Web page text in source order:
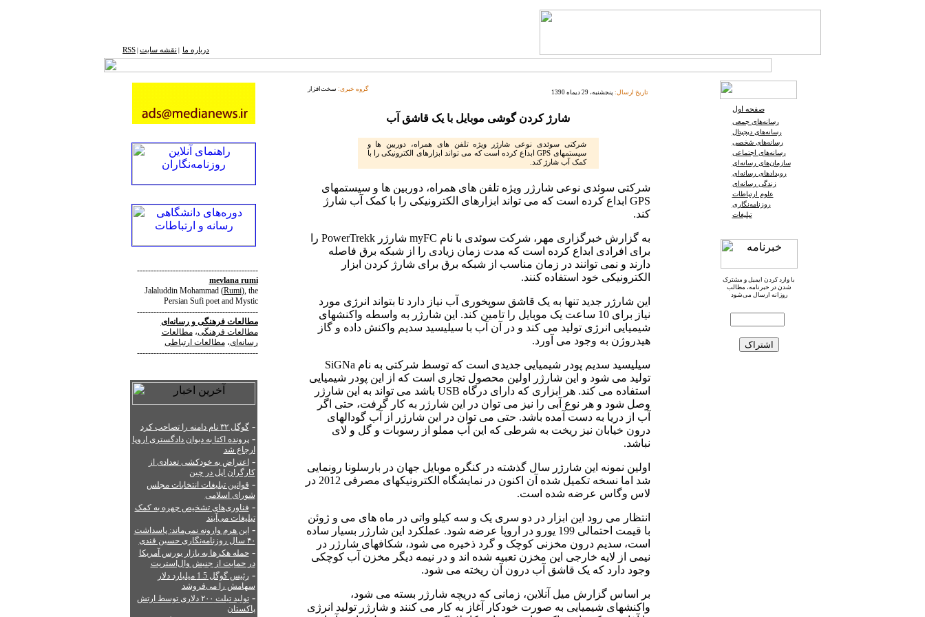
درباره ما نقشه ‌سایت RSS
--------------------------------------------
mevlana rumi
Jalaluddin Mohammad(Rumi), the
Persian Sufi poet and Mystic
--------------------------------------------
مطالعات فرهنگیورسانه‌ای
مطالعات فرهنگی،مطالعات
رسانه‌ای،مطالعات ارتباطی
--------------------------------------------
-گوگل ۳۲ نام دامنه را تصاحب کرد
-پرونده اکتا به دیوان دادگستری اروپا
ارجاع شد
- اعتراض به خودکشی تعدادی از
کارگران اپل در چین
- قوانین تبلیغات انتخابات مجلس
شورای اسلامی
- فناوری‌های تشخیص چهره به کمک
تبلیغات می‌آیند
-این هرم وارونه نمی‌ماند: پاسداشت
۴۰ سال روزنامه‌نگاری حسین قندی
-حمله هکرها به بازار بورس آمریکا
در حمایت از جنبش وال‌استریت
-
رئیس گوگل 1.5 میلیارد دلار
سهامش را می‌فروشد
-
تولید تبلت ۲۰۰ دلاری توسط ارتش
پاکستان
گروه خبری: سخت‌افزار تاریخ ارسال: پنجشنبه، 29 دیماه 1390
شارژ کردن گوشی موبایل با یک قاشق آب
شرکتی سوئدی نوعی شارژر ویژه تلفن های همراه، دوربین ها و
سیستمهای GPS ابداع کرده است که می تواند ابزارهای الکترونیکی را با
کمک آب شارژ کند.
شرکتی سوئدی نوعی شارژر ویژه تلفن های همراه، دوربین ها و سیستمهای
GPS ابداع کرده است که می تواند ابزارهای الکترونیکی را با کمک آب شارژ
کند.
به گزارش خبرگزاری مهر، شرکت سوئدی با نام myFC شارژر PowerTrekk را
برای افرادی ابداع کرده است که مدت زمان زیادی را از شبکه برق فاصله
دارند و نمی توانند در زمان مناسب از شبکه برق برای شارژ کردن ابزار
الکترونیکی خود استفاده کنند.
این شارژر جدید تنها به یک قاشق سوپخوری آب نیاز دارد تا بتواند انرژی مورد
نیاز برای 10 ساعت یک موبایل را تامین کند. این شارژر به واسطه واکنشهای
شیمیایی انرژی تولید می کند و در آن آب با سیلیسید سدیم واکنش داده و گاز
هیدروژن به وجود می آورد.
سیلیسید سدیم پودر شیمیایی جدیدی است که توسط شرکتی به نام SiGNa
تولید می شود و این شارژر اولین محصول تجاری است که از این پودر شیمیایی
استفاده می کند. هر ابزاری که دارای درگاه USB باشد می تواند به این شارژر
وصل شود و هر نوع آبی را نیز می توان در این شارژر به کار گرفت، حتی اگر
آب از دریا به دست آمده باشد. حتی می توان در این شارژر از آب گودالهای
درون خیابان نیز ریخت به شرطی که این آب مملو از رسوبات و گل و لای
نباشد.
اولین نمونه این شارژر سال گذشته در کنگره موبایل جهان در بارسلونا رونمایی
شد اما نسخه تکمیل شده آن اکنون در نمایشگاه الکترونیکهای مصرفی 2012 در
لاس وگاس عرضه شده است.
انتظار می رود این ابزار در دو سری یک و سه کیلو واتی در ماه های می و ژوئن
با قیمت احتمالی 199 یورو در اروپا عرضه شود. عملکرد این شارژر بسیار ساده
است، سدیم درون مخزنی کوچک و گرد ذخیره می شود، شکافهای شارژر در
نیمی از لایه خارجی این مخزن تعبیه شده اند و در نیمه دیگر مخزن آب کوچکی
وجود دارد که یک قاشق آب درون آن ریخته می شود.
بر اساس گزارش میل آنلاین، زمانی که دریچه شارژر بسته می شود،
واکنشهای شیمیایی به صورت خودکار آغاز به کار می کنند و شارژر تولید انرژی
صفحه اول
رسانه‌های جمعی
رسانه‌های دیجیتال
رسانه‌های شخصی
رسانه‌های اجتماعی
سازمان‌های رسانه‌ای
رویدادهای رسانه‌ای
زندگی رسانه‌ای
علوم ارتباطات
روزنامه‌نگاری
تبلیغات
با وارد کردن ایمیل و مشترک
شدن در خبرنامه، مطالب
روزانه ارسال می‌شود